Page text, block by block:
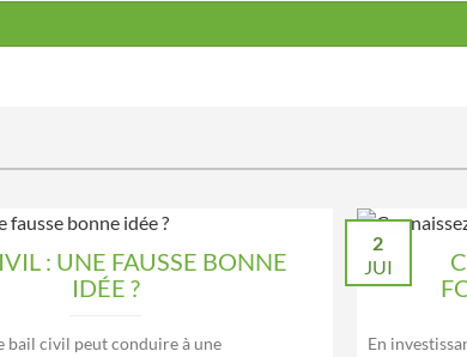
: UNE FAUSSE BONNE
IDÉE ?
bail civil peut conduire à une
2
JUI
En